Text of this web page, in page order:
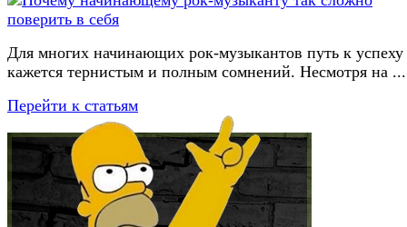
Для многих начинающих рок-музыкантов путь к успеху
кажется тернистым и полным сомнений. Несмотря на ...
Перейти к статьям